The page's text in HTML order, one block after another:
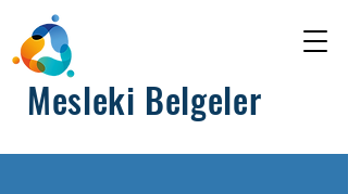
Mesleki Belgeler